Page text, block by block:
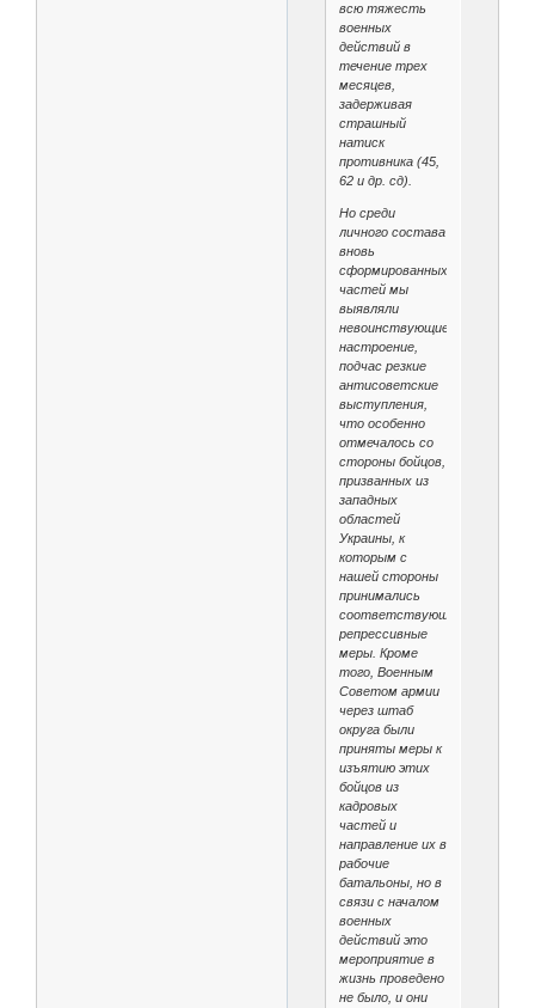
всю тяжесть
военных
действий в
течение трех
месяцев,
задерживая
страшный
натиск
противника (45,
62 и др. сд).
Но среди
личного состава
вновь
сформированных
частей мы
выявляли
невоинствующие
настроение,
подчас резкие
антисоветские
выступления,
что особенно
отмечалось со
стороны бойцов,
призванных из
западных
областей
Украины, к
которым с
нашей стороны
принимались
соответствующие
репрессивные
меры. Кроме
того, Военным
Советом армии
через штаб
округа были
приняты меры к
изъятию этих
бойцов из
кадровых
частей и
направление их в
рабочие
батальоны, но в
связи с началом
военных
действий это
мероприятие в
жизнь проведено
не было, и они